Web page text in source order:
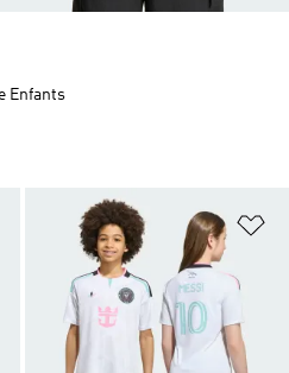
Ajouter à la Liste de produits
Enfants